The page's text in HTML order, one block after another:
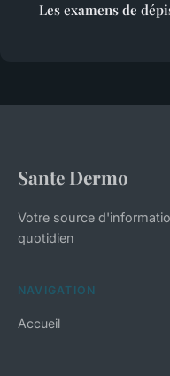
Les examens de
Sante Dermo
Votre source
quotidien
NAVIGATION
Accueil